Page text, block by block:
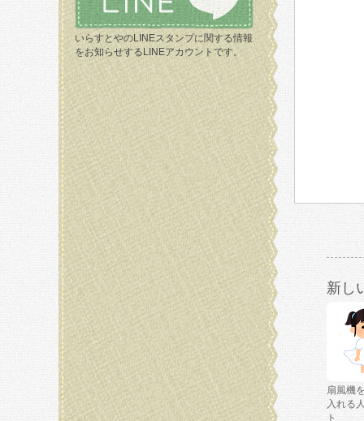
いらすとやのLINEスタンプに関する情報
をお知らせするLINEアカウントです。
新し
扇風機
入れる
ト